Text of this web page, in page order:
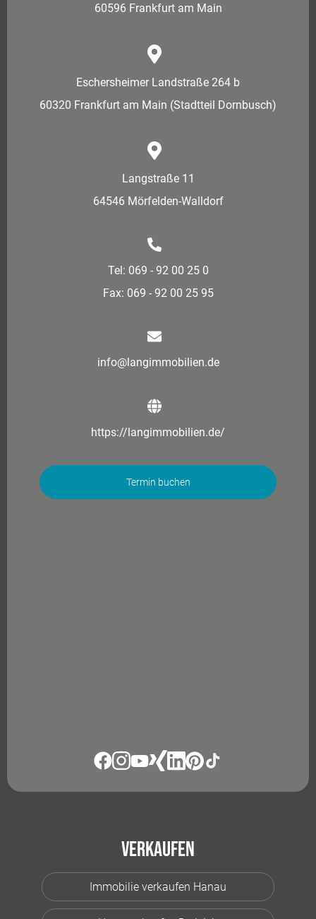
60596 Frankfurt am Main
Eschersheimer Landstraße 264 b
60320 Frankfurt am Main (Stadtteil Dornbusch)
Langstraße 11
64546 Mörfelden-Walldorf
Tel: 069 - 92 00 25 0
Fax: 069 - 92 00 25 95
info@langimmobilien.de
https://langimmobilien.de/
Termin buchen
Verkaufen
Immobilie verkaufen Hanau